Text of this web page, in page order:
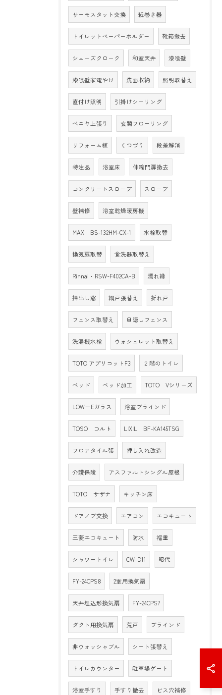
サーモスタット交換 紙巻き器
トイレットペーパーホルダー 靴箱撤去
シューズクローク 和室天井 漆喰壁
漆喰壁家電やけ 洗面収納 照明取替え
直付け照明 引掛けシーリング
ベニヤ上張り 玄関フローリング
リフォーム框 くつづり 段差解消
特注品 浴室床 伸縮門扉撤去
コンクリートスロープ スロープ
壁補修 浴室乾燥暖房機
MAX BS-132HM-CX-1 水栓取替
換気扇取替 食洗器取替え
Rinnai・RSW-F402CA-B 濡れ縁
掃出し窓 網戸張替え 折れ戸
フェンス取替え 目隠しフェンス
洗濯機水栓 ウォシュレット取替え
TOTO アプリコットF3 ２階のトイレ
ベッド ベッド加工 TOTO Vシリーズ
LOW－Eガラス 浴室ブラインド
TOSO コルト LIXIL BF-KA145TSG
フロアタイル張 押し入れ改造
介護保険 アスファルトシングル屋根
TOTO サザナ キッチン床
ドアノブ交換 エアコン エコキュート
三菱エコキュート 防水 福重
シャワートイレ CW-D11 昭代
FY-24CPS8 2室用換気扇
天井埋込形換気扇 FY-24CPS7
ダクト用換気扇 荒戸 ブラインド
非ウォッシャブル シート張替え
トイレカウンター 駐車場ゲート
浴室手すり 手すり撤去 ビス穴補修